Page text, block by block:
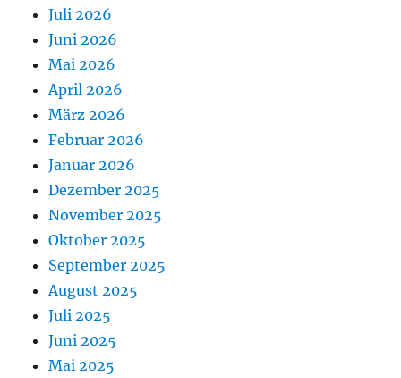
Juli 2026
Juni 2026
Mai 2026
April 2026
März 2026
Februar 2026
Januar 2026
Dezember 2025
November 2025
Oktober 2025
September 2025
August 2025
Juli 2025
Juni 2025
Mai 2025